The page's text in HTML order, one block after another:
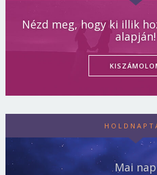
Nézd meg, hogy ki illik
alapján!
Mai nap